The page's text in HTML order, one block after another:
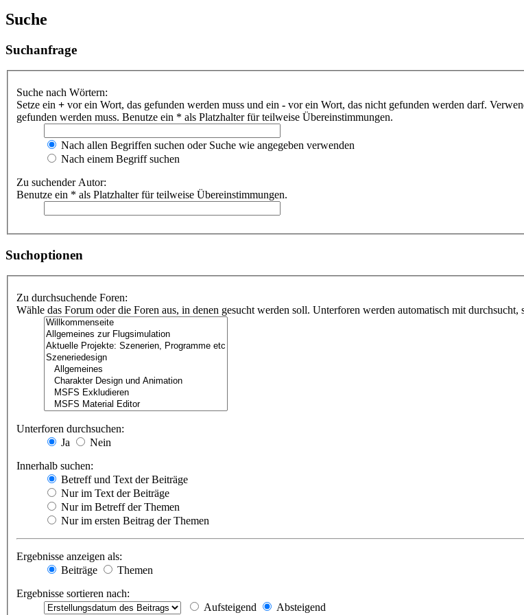
Suche
Suchanfrage
Suche nach Wörtern:
Setze ein + vor ein Wort, das gefunden werden muss und ein - vor ein Wort, das nicht gefunden werden darf.
gefunden werden muss. Benutze ein * als Platzhalter für teilweise Übereinstimmungen.
Nach allen Begriffen suchen oder Suche wie angegeben verwenden
Nach einem Begriff suchen
Zu suchender Autor:
Benutze ein * als Platzhalter für teilweise Übereinstimmungen.
Suchoptionen
Zu durchsuchende Foren:
Wähle das Forum oder die Foren aus, in denen gesucht werden soll. Unterforen werden automatisch mit
Unterforen durchsuchen:
Ja
Nein
Innerhalb suchen:
Betreff und Text der Beiträge
Nur im Text der Beiträge
Nur im Betreff der Themen
Nur im ersten Beitrag der Themen
Ergebnisse anzeigen als:
Beiträge
Themen
Ergebnisse sortieren nach:
Aufsteigend
Absteigend